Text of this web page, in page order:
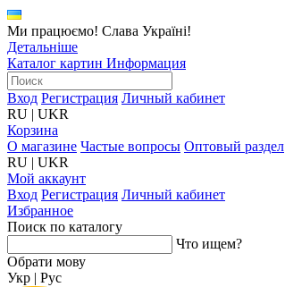
Ми працюємо! Слава Україні!
Детальніше
Каталог картин Информация
Вход Регистрация Личный кабинет
RU | UKR
Корзина
О магазине Частые вопросы Оптовый раздел
RU | UKR
Мой аккаунт
Вход Регистрация Личный кабинет
Избранное
Поиск по каталогу
Что ищем?
Обрати мову
Укр | Рус